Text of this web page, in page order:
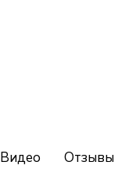
Видео Отзывы